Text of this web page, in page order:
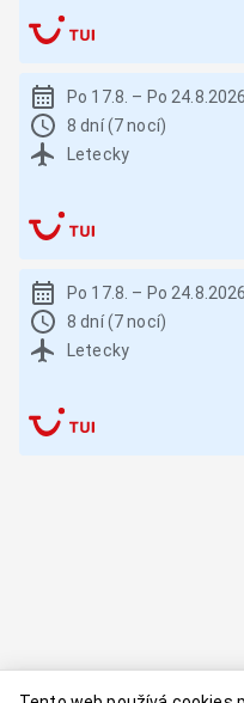
Po 17.8. – Po 24.8.2026
8 dní (7 nocí)
Letecky
Po 17.8. – Po 24.8.2026
8 dní (7 nocí)
Letecky